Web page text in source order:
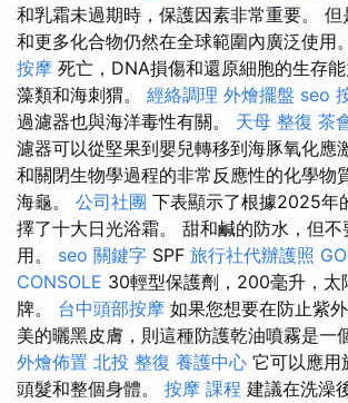
和乳霜未過期時，保護因素非常重要。 但
和更多化合物仍然在全球範圍內廣泛使用。
按摩 死亡，DNA損傷和還原細胞的生存能
藻類和海刺猬。 經絡調理 外燴擺盤 seo
過濾器也與海洋毒性有關。 天母 整復 茶
濾器可以從堅果到嬰兒轉移到海豚氧化應
和關閉生物學過程的非常反應性的化學物
海龜。 公司社團 下表顯示了根據2025年
擇了十大日光浴霜。 甜和鹹的防水，但
用。 seo 關鍵字 SPF 旅行社代辦護照
CONSOLE 30輕型保護劑，200毫升，太
牌。 台中頭部按摩 如果您想要在防止紫
美的曬黑皮膚，則這種防護乾油噴霧是一
外燴佈置 北投 整復 養護中心 它可以應用
頭髮和整個身體。 按摩 課程 建議在洗澡